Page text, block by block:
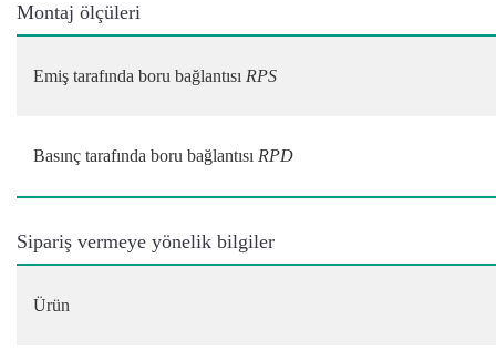
Montaj ölçüleri
Emiş tarafında boru bağlantısı RPS
Basınç tarafında boru bağlantısı RPD
Sipariş vermeye yönelik bilgiler
Ürün